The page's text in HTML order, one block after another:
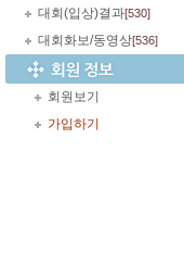
대회(입상)결과[530]
대회화보/동영상[536]
회원보기
가입하기